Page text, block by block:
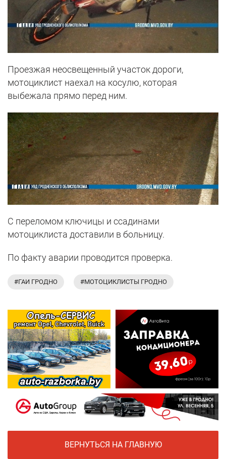
Проезжая неосвещенный участок дороги,
мотоциклист наехал на косулю, которая
выбежала прямо перед ним.
С переломом ключицы и ссадинами
мотоциклиста доставили в больницу.
По факту аварии проводится проверка.
#ГАИ ГРОДНО #МОТОЦИКЛИСТЫ ГРОДНО
ВЕРНУТЬСЯ НА ГЛАВНУЮ